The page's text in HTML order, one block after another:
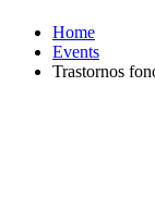
Home
Events
Trastornos